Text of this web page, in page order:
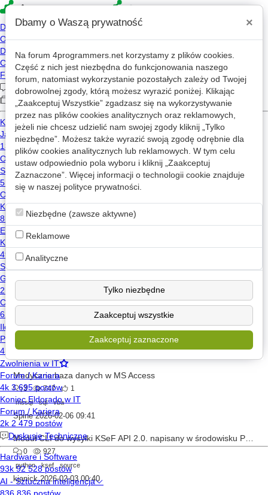
4p » Forum
Ogłoszenia drobne
« 1 2 ... 134 »
Nowy wątek
Programista Delphi Kraków - zlecenie
1
498
delphi
Opi
PPRD-SPZOO 2026-02-15 09:04
Pomoc w integracja z KSeF
Rapp87 2026-02-12 17:05
Zlecę stworzenie programu AI do detekcji obiektów
Medyczna baza danych w MS Access
3 747
1
mssql
sql vba
Spine 2026-02-06 09:41
0
927
python
ksef source
kjanick 2026-02-03 00:40
Dbamy o Waszą prywatność ×
Na forum 4programmers.net korzystamy z plików cookies.
Część z nich jest niezbędna do funkcjonowania naszego
forum, natomiast wykorzystanie pozostałych zależy od Twojej
dobrowolnej zgody, którą możesz wyrazić poniżej. Klikając
„Zaakceptuj Wszystkie” zgadzasz się na wykorzystywanie
przez nas plików cookies analitycznych oraz reklamowych,
jeżeli nie chcesz udzielić nam swojej zgody kliknij „Tylko
niezbędne”. Możesz także wyrazić swoją zgodę odrębnie dla
plików cookies analitycznych lub reklamowych. W tym celu
ustaw odpowiednio pola wyboru i kliknij „Zaakceptuj
Zaznaczone”. Więcej informacji o technologii cookie znajduje
się w naszej polityce prywatności.
Niezbędne (zawsze aktywne)
Reklamowe
Analityczne
Tylko niezbędne
Zaakceptuj wszystkie
Zaakceptuj zaznaczone